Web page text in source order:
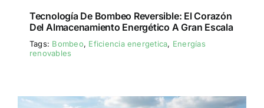
Tecnología De Bombeo Reversible: El Corazón
Del Almacenamiento Energético A Gran Escala
Tags: Bombeo, Eficiencia energetica, Energías
renovables